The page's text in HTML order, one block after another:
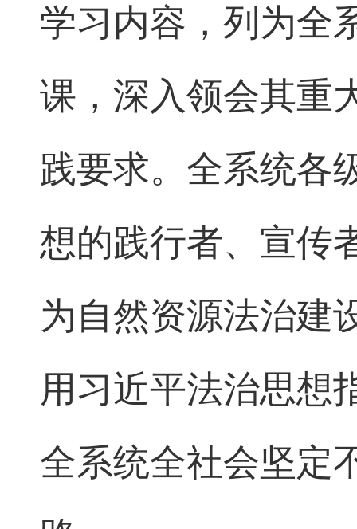
学习内容，列为全
课，深入领会其重
践要求。全系统各
想的践行者、宣传
为自然资源法治建
用习近平法治思想
全系统全社会坚定